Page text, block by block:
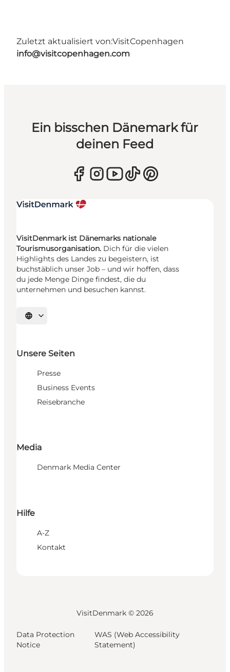
Zuletzt aktualisiert von:VisitCopenhagen
info@visitcopenhagen.com
Ein bisschen Dänemark für
deinen Feed
VisitDenmark ist Dänemarks nationale
Tourismusorganisation. Dich für die vielen
Highlights des Landes zu begeistern, ist
buchstäblich unser Job – und wir hoffen, dass
du jede Menge Dinge findest, die du
unternehmen und besuchen kannst.
Sprache auswählen
Unsere Seiten
Presse
Business Events
Reisebranche
Media
Denmark Media Center
Hilfe
A-Z
Kontakt
VisitDenmark © 2026
Data Protection
Notice
WAS (Web Accessibility
Statement)